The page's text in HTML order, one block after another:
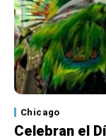
Chicago
Celebran el